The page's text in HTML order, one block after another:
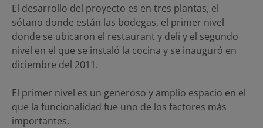
El desarrollo del proyecto es en tres plantas, el
sótano donde están las bodegas, el primer nivel
donde se ubicaron el restaurant y deli y el segundo
nivel en el que se instaló la cocina y se inauguró en
diciembre del 2011.
El primer nivel es un generoso y amplio espacio en el
que la funcionalidad fue uno de los factores más
importantes.